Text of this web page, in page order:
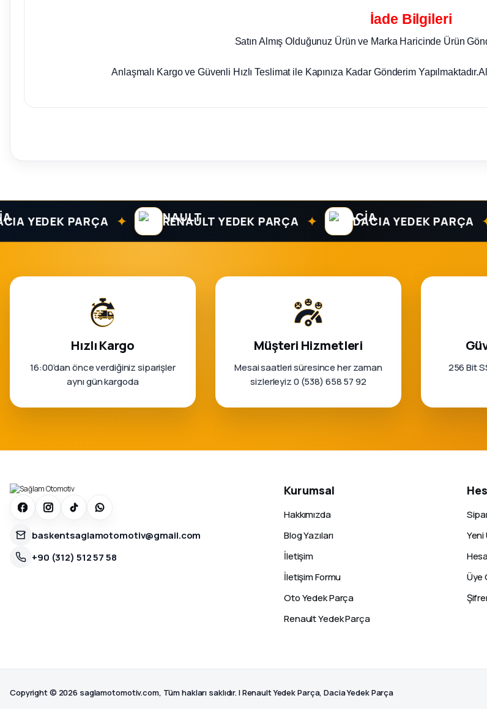
İade Bilgileri
Satın Almış Olduğunuz Ürün ve Marka Haricinde Ürün
Anlaşmalı Kargo ve Güvenli Hızlı Teslimat ile Kapınıza Kadar Gönderim
PARÇA ✦ RENAULT YEDEK PARÇA ✦ DACIA YEDEK PARÇA ✦
Hızlı Kargo
16:00’dan önce verdiğiniz siparişler
aynı gün kargoda
Müşteri Hizmetleri
Mesai saatleri süresince her zaman
sizlerleyiz 0 (538) 658 57 92
256 Bit
baskentsaglamotomotiv@gmail.com
+90 (312) 512 57 58
Kurumsal
Hakkımızda
Blog Yazıları
İletişim
İletişim Formu
Oto Yedek Parça
Renault Yedek Parça
Yeni
Üye
Copyright © 2026 saglamotomotiv.com, Tüm hakları saklıdır. | Renault Yedek Parça, Dacia Yedek Parça